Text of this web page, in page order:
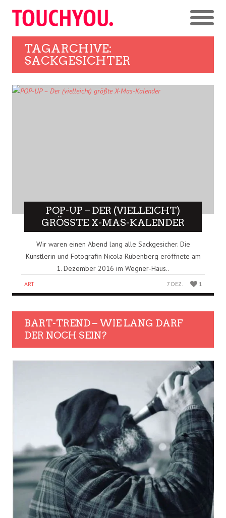
TAGARCHIVE:
SACKGESICHTER
POP-UP – DER (VIELLEICHT)
GRÖSSTE X-MAS-KALENDER
Wir waren einen Abend lang alle Sackgesicher. Die
Künstlerin und Fotografin Nicola Rübenberg eröffnete am
1. Dezember 2016 im Wegner-Haus..
ART 7 DEZ. 1
BART-TREND – WIE LANG DARF
DER NOCH SEIN?